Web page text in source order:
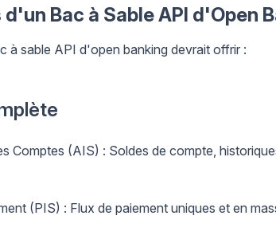
Bac à Sable API d'Open
à sable API d'open banking devrait offrir :
Comptes (AIS) : Soldes de compte,
(PIS) : Flux de paiement uniques et en